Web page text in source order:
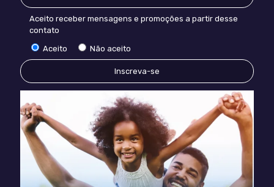
Aceito receber mensagens e promoções a partir desse
contato
Aceito
Não aceito